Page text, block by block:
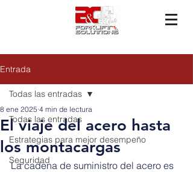
Entrada
Todas las entradas
Estrategias para mejor desempeño
Seguridad
Todas las entradas
El viaje del acero hasta
los montacargas
8 ene 2025 4 min de lectura
La cadena de suministro del acero es